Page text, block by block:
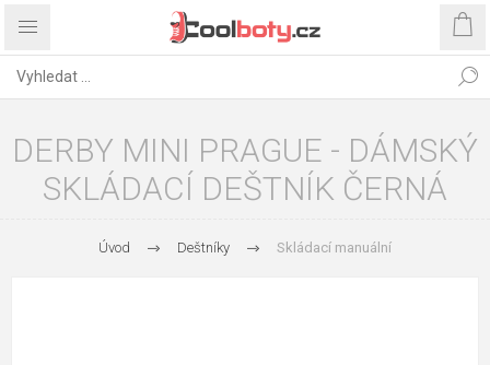
DERBY MINI PRAGUE - DÁMSKÝ
SKLÁDACÍ DEŠTNÍK ČERNÁ
Úvod Deštníky Skládací manuální